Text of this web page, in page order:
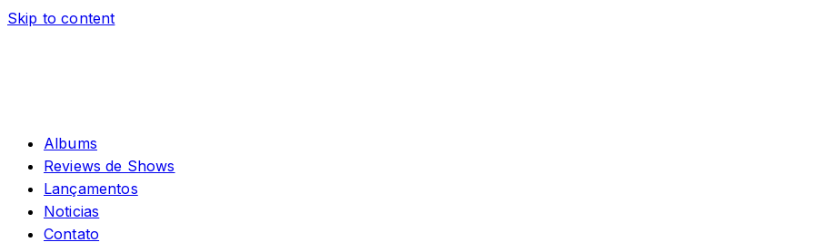
Skip to content
Albums
Reviews de Shows
Lançamentos
Noticias
Contato